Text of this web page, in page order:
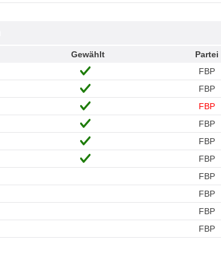
Gewählt Partei
FBP
FBP
FBP
FBP
FBP
FBP
FBP
FBP
FBP
FBP